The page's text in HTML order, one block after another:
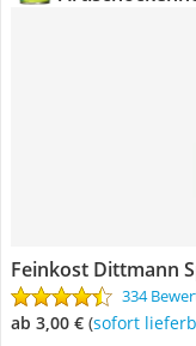
Feinkost Dittmann
334
ab 3,00 € ( Sofort